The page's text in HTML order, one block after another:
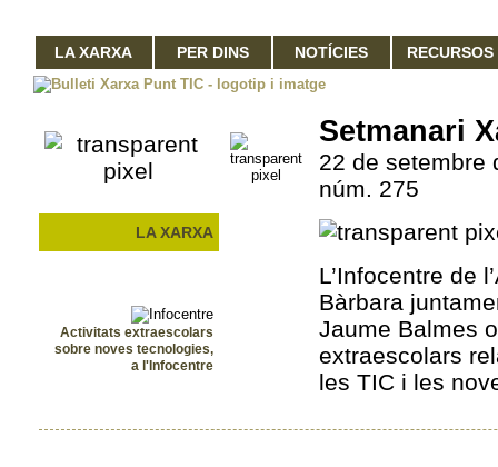
LA XARXA PER DINS NOTÍCIES RECURSOS
Setmanari
22 de setembre
núm. 275
LA XARXA
Activitats extraescolars
sobre noves tecnologies,
a l'Infocentre
L’Infocentre de
Bàrbara
Jaume Balmes
extraescolars
les TIC i les